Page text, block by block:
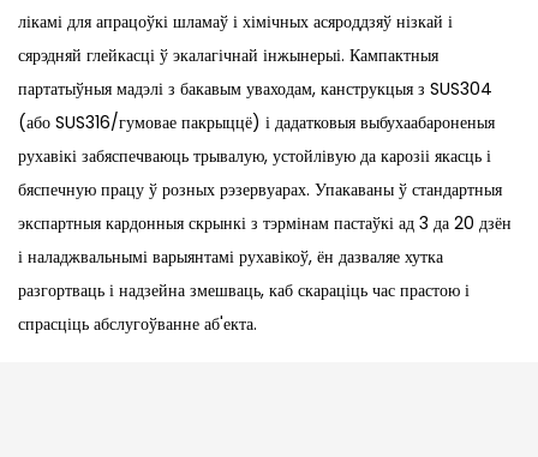
лікамі для апрацоўкі шламаў і хімічных асяроддзяў нізкай і
сярэдняй глейкасці ў экалагічнай інжынерыі. Кампактныя
партатыўныя мадэлі з бакавым уваходам, канструкцыя з SUS304
(або SUS316/гумовае пакрыццё) і дадатковыя выбухаабароненыя
рухавікі забяспечваюць трывалую, устойлівую да карозіі якасць і
бяспечную працу ў розных рэзервуарах. Упакаваны ў стандартныя
экспартныя кардонныя скрынкі з тэрмінам пастаўкі ад 3 да 20 дзён
і наладжвальнымі варыянтамі рухавікоў, ён дазваляе хутка
разгортваць і надзейна змешваць, каб скараціць час прастою і
спрасціць абслугоўванне аб'екта.